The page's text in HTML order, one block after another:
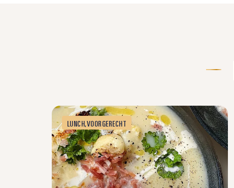
LUNCH VOORGERECHT